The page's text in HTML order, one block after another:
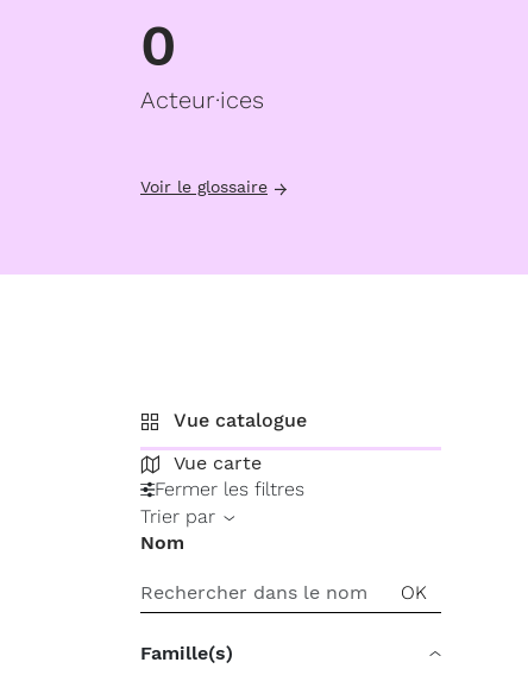
0
Acteur·ices
Voir le glossaire
Vue catalogue
Vue carte
Fermer les filtres
Trier par
Nom
Famille(s)